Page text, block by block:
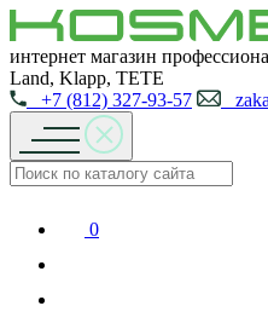
интернет магазин
Land, Klapp, TETE
+7 (812) 327-93-57
0